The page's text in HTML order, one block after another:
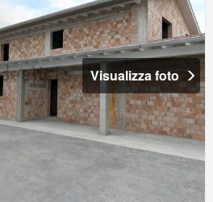
Visualizza foto